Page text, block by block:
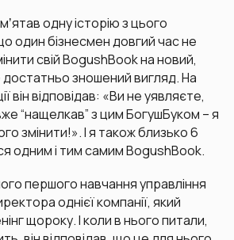
одну історію з цього
один бізнесмен довгий час не
свій BogushBook на новий,
достатньо зношений вигляд. На
він відповідав: «Ви не уявляєте,
“нащелкав” з цим БогушБуком – я
змінити!». І я також близько 6
одним і тим самим BogushBook.
першого навчання управління
однієї компанії, який
щороку. І коли в нього питали,